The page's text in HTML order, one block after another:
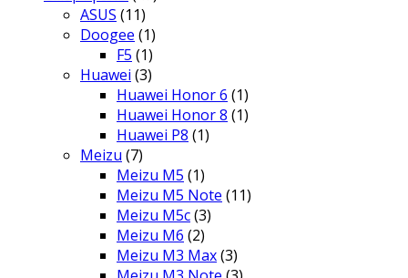
ASUS (11)
Doogee (1)
F5 (1)
Huawei (3)
Huawei Honor 6 (1)
Huawei Honor 8 (1)
Huawei P8 (1)
Meizu (7)
Meizu M5 (1)
Meizu M5 Note (11)
Meizu M5c(3)
Meizu M6 (2)
Meizu M3 Max(3)